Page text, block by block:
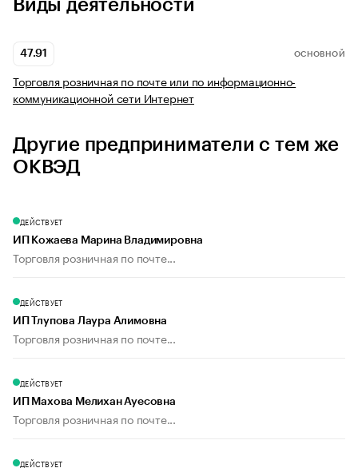
Виды деятельности
47.91 ОСНОВНОЙ
Торговля розничная по почте или по информационно-
коммуникационной сети Интернет
Другие предприниматели с тем же
ОКВЭД
ДЕЙСТВУЕТ
ИП Кожаева Марина Владимировна
Торговля розничная по почте...
ДЕЙСТВУЕТ
ИП Тлупова Лаура Алимовна
Торговля розничная по почте...
ДЕЙСТВУЕТ
ИП Махова Мелихан Ауесовна
Торговля розничная по почте...
ДЕЙСТВУЕТ